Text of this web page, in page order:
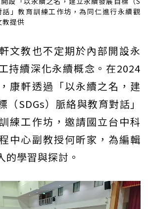
」教育訓練工作坊，為同仁進行永續觀
教提供
文教也不定期於內部開設永
持續深化永續概念。在2024
康軒透過「以永續之名，建
（SDGs）脈絡與教育對話」
練工作坊，邀請國立台中科
中心副教授何昕家，為編輯
的學習與探討。